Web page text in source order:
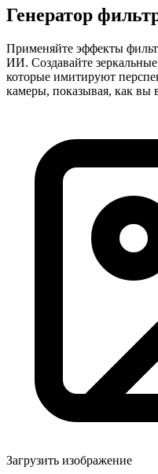
Генератор
Применяйте эффекты
ИИ. Создавайте
которые имитируют
камеры, показывая, как вы
Загрузить изображение